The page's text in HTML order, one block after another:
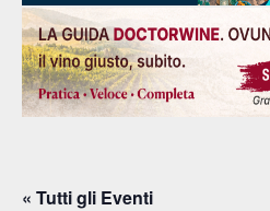
« Tutti gli Eventi